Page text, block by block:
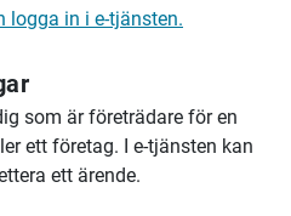
logga in i e-tjänsten.
som är företrädare för en
ett företag. I e-tjänsten kan
ett ärende.